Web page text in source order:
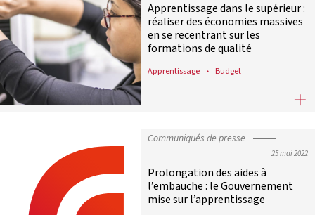
Apprentissage dans le supérieur :
réaliser des économies massives
en se recentrant sur les
formations de qualité
Apprentissage Budget
Apprentissage dans le supérieur
Communiqués de presse
25 mai 2022
Prolongation des aides à
l’embauche : le Gouvernement
mise sur l’apprentissage